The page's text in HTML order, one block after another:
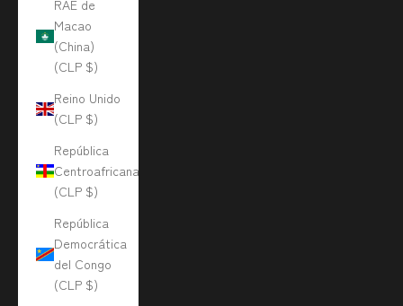
RAE de
Macao
(China)
(CLP $)
Reino Unido
(CLP $)
República
Centroafricana
(CLP $)
República
Democrática
del Congo
(CLP $)